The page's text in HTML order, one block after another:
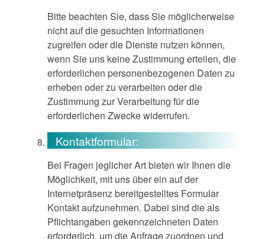
Bitte beachten Sie, dass Sie möglicherweise
nicht auf die gesuchten Informationen
zugreifen oder die Dienste nutzen können,
wenn Sie uns keine Zustimmung erteilen, die
erforderlichen personenbezogenen Daten zu
erheben oder zu verarbeiten oder die
Zustimmung zur Verarbeitung für die
erforderlichen Zwecke widerrufen.
Kontaktformular:
Bei Fragen jeglicher Art bieten wir Ihnen die
Möglichkeit, mit uns über ein auf der
Internetpräsenz bereitgestelltes Formular
Kontakt aufzunehmen. Dabei sind die als
Pflichtangaben gekennzeichneten Daten
erforderlich, um die Anfrage zuordnen und